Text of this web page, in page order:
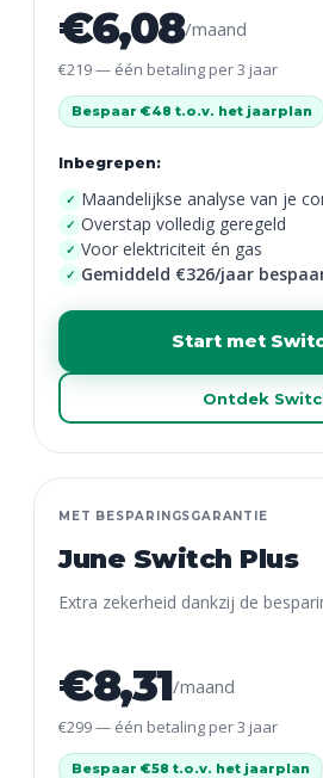
€6,08/maand
€219 — één betaling per 3 jaar
Bespaar €48 t.o.v. het jaarplan
Inbegrepen:
✓ Maandelijkse analyse van je
✓ Overstap volledig geregeld
✓ Voor elektriciteit én gas
✓ Gemiddeld €326/jaar
Start met
Ontdek
MET BESPARINGSGARANTIE
June Switch Plus
Extra zekerheid dankzij de
€8,31/maand
€299 — één betaling per 3 jaar
Bespaar €58 t.o.v. het jaarplan